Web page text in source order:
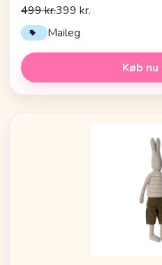
499 kr.399 kr.
Maileg
Køb nu